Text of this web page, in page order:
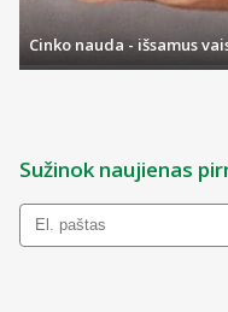
Cinko nauda - išsamus
Sužinok naujienas